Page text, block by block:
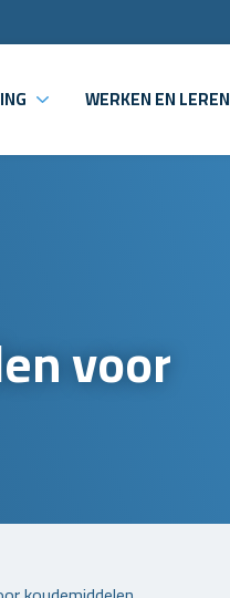
WERKEN EN LEREN
voor